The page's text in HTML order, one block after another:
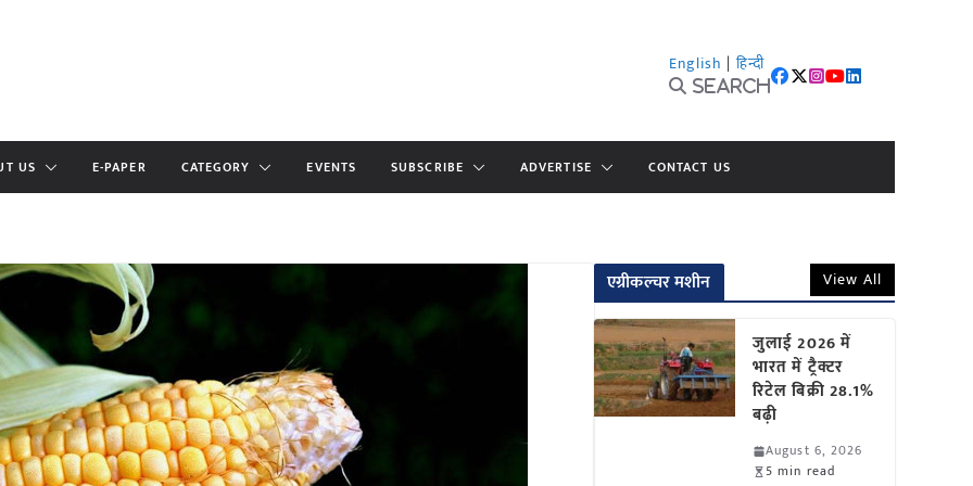
English | हिन्दी
Search
US E-PAPER CATEGORY EVENTS SUBSCRIBE ADVERTISE CONTACT US
एग्रीकल्चर मशीन View All
जुलाई 2026 में
भारत में ट्रैक्टर
रिटेल बिक्री 28.1%
बढ़ी
August 6, 2026
5 min read